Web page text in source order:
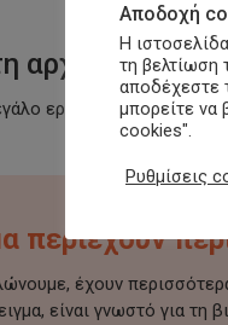
αρχή
εργαλείο γιατί
περιέχουν
έχουν
είναι γνωστό για τη
Αποδοχή
Η
τη βελτίωση
αποδέχεστε
μπορείτε να
cookies".
Ρυθμίσεις